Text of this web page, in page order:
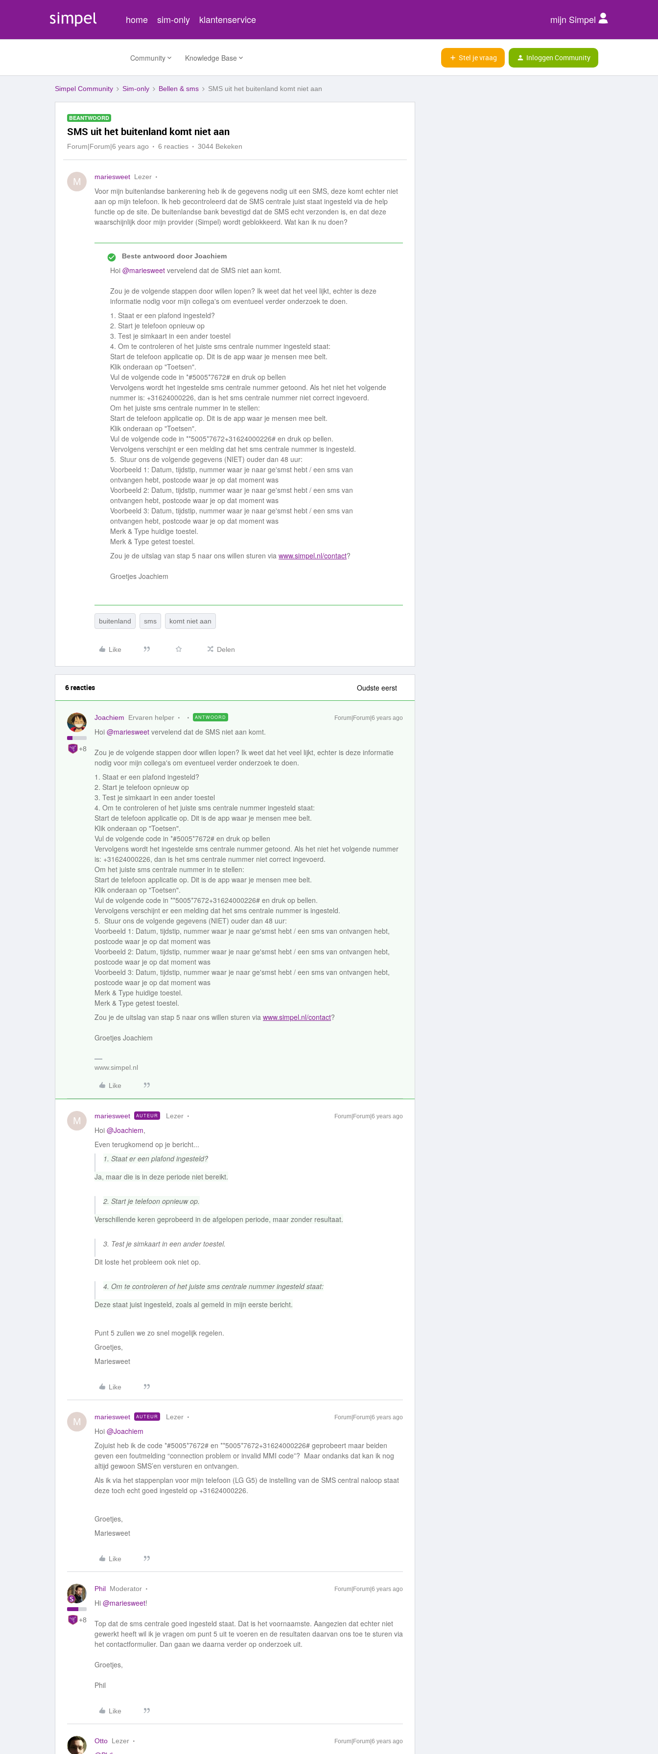
home sim-only klantenservice mijn Simpel
Community Knowledge Base Stel je vraag Inloggen Community
Simpel Community Sim-only Bellen & sms SMS uit het buitenland komt niet aan
BEANTWOORD
SMS uit het buitenland komt niet aan
Forum|Forum|6 years ago 6 reacties 3044 Bekeken
M mariesweet Lezer
Voor mijn buitenlandse bankerening heb ik de gegevens nodig uit een SMS, deze komt echter niet
aan op mijn telefoon. Ik heb gecontroleerd dat de SMS centrale juist staat ingesteld via de help
functie op de site. De buitenlandse bank bevestigd dat de SMS echt verzonden is, en dat deze
waarschijnlijk door mijn provider (Simpel) wordt geblokkeerd. Wat kan ik nu doen?
Beste antwoord doorJoachiem
Hoi @mariesweet vervelend dat de SMS niet aan komt.
Zou je de volgende stappen door willen lopen? Ik weet dat het veel lijkt, echter is deze
informatie nodig voor mijn collega's om eventueel verder onderzoek te doen.
1. Staat er een plafond ingesteld?
2. Start je telefoon opnieuw op
3. Test je simkaart in een ander toestel
4. Om te controleren of het juiste sms centrale nummer ingesteld staat:
Start de telefoon applicatie op. Dit is de app waar je mensen mee belt.
Klik onderaan op "Toetsen".
Vul de volgende code in *#5005*7672# en druk op bellen
Vervolgens wordt het ingestelde sms centrale nummer getoond. Als het niet het volgende
nummer is: +31624000226, dan is het sms centrale nummer niet correct ingevoerd.
Om het juiste sms centrale nummer in te stellen:
Start de telefoon applicatie op. Dit is de app waar je mensen mee belt.
Klik onderaan op "Toetsen".
Vul de volgende code in **5005*7672+31624000226# en druk op bellen.
Vervolgens verschijnt er een melding dat het sms centrale nummer is ingesteld.
5. Stuur ons de volgende gegevens (NIET) ouder dan 48 uur:
Voorbeeld 1: Datum, tijdstip, nummer waar je naar ge'smst hebt / een sms van
ontvangen hebt, postcode waar je op dat moment was
Voorbeeld 2: Datum, tijdstip, nummer waar je naar ge'smst hebt / een sms van
ontvangen hebt, postcode waar je op dat moment was
Voorbeeld 3: Datum, tijdstip, nummer waar je naar ge'smst hebt / een sms van
ontvangen hebt, postcode waar je op dat moment was
Merk & Type huidige toestel.
Merk & Type getest toestel.
Zou je de uitslag van stap 5 naar ons willen sturen via www.simpel.nl/contact?
Groetjes Joachiem
buitenland sms komt niet aan
Like Delen
6 reacties Oudste eerst
+8
Joachiem Ervaren helper ANTWOORD Forum|Forum|6 years ago
Hoi @mariesweet vervelend dat de SMS niet aan komt.
Zou je de volgende stappen door willen lopen? Ik weet dat het veel lijkt, echter is deze informatie
nodig voor mijn collega's om eventueel verder onderzoek te doen.
1. Staat er een plafond ingesteld?
2. Start je telefoon opnieuw op
3. Test je simkaart in een ander toestel
4. Om te controleren of het juiste sms centrale nummer ingesteld staat:
Start de telefoon applicatie op. Dit is de app waar je mensen mee belt.
Klik onderaan op "Toetsen".
Vul de volgende code in *#5005*7672# en druk op bellen
Vervolgens wordt het ingestelde sms centrale nummer getoond. Als het niet het volgende nummer
is: +31624000226, dan is het sms centrale nummer niet correct ingevoerd.
Om het juiste sms centrale nummer in te stellen:
Start de telefoon applicatie op. Dit is de app waar je mensen mee belt.
Klik onderaan op "Toetsen".
Vul de volgende code in **5005*7672+31624000226# en druk op bellen.
Vervolgens verschijnt er een melding dat het sms centrale nummer is ingesteld.
5. Stuur ons de volgende gegevens (NIET) ouder dan 48 uur:
Voorbeeld 1: Datum, tijdstip, nummer waar je naar ge'smst hebt / een sms van ontvangen hebt,
postcode waar je op dat moment was
Voorbeeld 2: Datum, tijdstip, nummer waar je naar ge'smst hebt / een sms van ontvangen hebt,
postcode waar je op dat moment was
Voorbeeld 3: Datum, tijdstip, nummer waar je naar ge'smst hebt / een sms van ontvangen hebt,
postcode waar je op dat moment was
Merk & Type huidige toestel.
Merk & Type getest toestel.
Zou je de uitslag van stap 5 naar ons willen sturen via www.simpel.nl/contact?
Groetjes Joachiem
www.simpel.nl
Like
M mariesweet AUTEUR Lezer Forum|Forum|6 years ago
Hoi @Joachiem,
Even terugkomend op je bericht...
1. Staat er een plafond ingesteld?
Ja, maar die is in deze periode niet bereikt.
2. Start je telefoon opnieuw op.
Verschillende keren geprobeerd in de afgelopen periode, maar zonder resultaat.
3. Test je simkaart in een ander toestel.
Dit loste het probleem ook niet op.
4. Om te controleren of het juiste sms centrale nummer ingesteld staat:
Deze staat juist ingesteld, zoals al gemeld in mijn eerste bericht.
Punt 5 zullen we zo snel mogelijk regelen.
Groetjes,
Mariesweet
Like
M mariesweet AUTEUR Lezer Forum|Forum|6 years ago
Hoi @Joachiem
Zojuist heb ik de code *#5005*7672# en **5005*7672+31624000226# geprobeert maar beiden
geven een foutmelding “connection problem or invalid MMI code”? Maar ondanks dat kan ik nog
altijd gewoon SMS’en versturen en ontvangen.
Als ik via het stappenplan voor mijn telefoon (LG G5) de instelling van de SMS central naloop staat
deze toch echt goed ingesteld op +31624000226.
Groetjes,
Mariesweet
Like
+8
Phil Moderator Forum|Forum|6 years ago
Hi @mariesweet!
Top dat de sms centrale goed ingesteld staat. Dat is het voornaamste. Aangezien dat echter niet
gewerkt heeft wil ik je vragen om punt 5 uit te voeren en de resultaten daarvan ons toe te sturen via
het contactformulier. Dan gaan we daarna verder op onderzoek uit.
Groetjes,
Phil
Like
Otto Lezer Forum|Forum|6 years ago